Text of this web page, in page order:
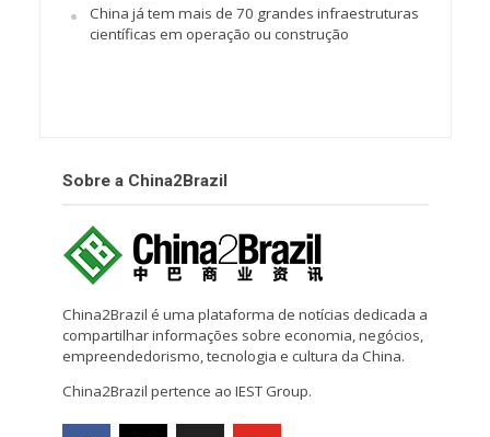
China já tem mais de 70 grandes infraestruturas
científicas em operação ou construção
Sobre a China2Brazil
China2Brazil é uma plataforma de notícias dedicada a
compartilhar informações sobre economia, negócios,
empreendedorismo, tecnologia e cultura da China.
China2Brazil pertence ao IEST Group.